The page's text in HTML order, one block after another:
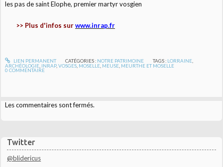
Twitter
@blidericus
les pas de saint Elophe, premier martyr vosgien
>> Plus d'infos surwww.inrap.fr
LIEN PERMANENT CATÉGORIES : NOTRE PATRIMOINE TAGS : LORRAINE
ARCHÉOLOGIE INRAP,VOSGES MOSELLE MEUSE MEURTHE ET MOSELLE
0 COMMENTAIRE
Les commentaires sont fermés.